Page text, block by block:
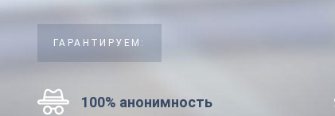
ГАРАНТИРУЕМ:
100% анонимность